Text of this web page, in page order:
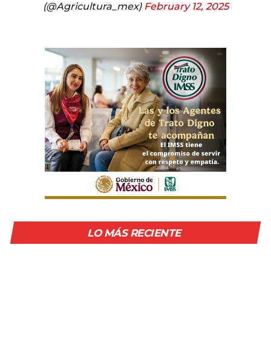
(@Agricultura_mex) February 12, 2025
LO MÁS RECIENTE